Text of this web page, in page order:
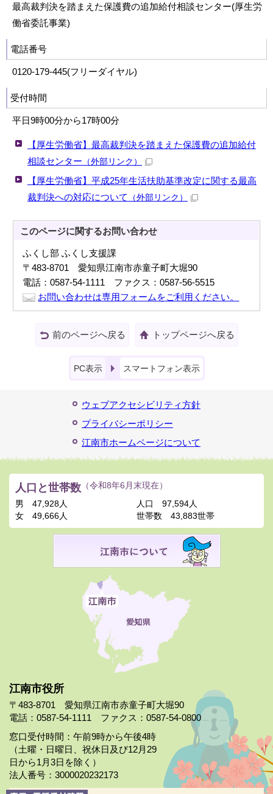
最高裁判決を踏まえた保護費の追加給付相談センター(厚生労
働省委託事業)
電話番号
0120-179-445(フリーダイヤル)
受付時間
平日9時00分から17時00分
【厚生労働省】最高裁判決を踏まえた保護費の追加給付
相談センター （外部リンク）
【厚生労働省】平成25年生活扶助基準改定に関する最高
裁判決への対応について
（外部リンク）
このページに関するお問い合わせ
ふくし部 ふくし支援課
〒483-8701 愛知県江南市赤童子町大堀90
電話：0587-54-1111 ファクス：0587-56-5515
お問い合わせは専用フォームをご利用ください。
前のページへ戻る トップページへ戻る
PC表示 スマートフォン表示
ウェブアクセシビリティ方針
プライバシーポリシー
江南市ホームページについて
江南市役所
〒483-8701 愛知県江南市赤童子町大堀90
電話：0587-54-1111 ファクス：0587-54-0800
窓口受付時間：午前9時から午後4時
（土曜・日曜日、祝休日及び12月29
日から1月3日を除く）
法人番号：3000020232173
人口と世帯数 （令和8年6月末現在）
男
47,928人
女
49,666人
人口
97,594人
世帯数
43,883世帯